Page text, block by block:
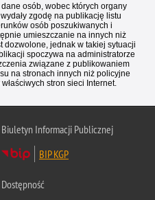
osób, wobec których organy
zgodę na publikację listu
osób poszukiwanych i
umieszczanie na innych niż
dozwolone, jednak w takiej sytuacji
spoczywa na administratorze
związane z publikowaniem
na stronach innych niż policyjne
stron sieci Internet.
Biuletyn Informacji Publicznej
BIP KGP
Dostępność